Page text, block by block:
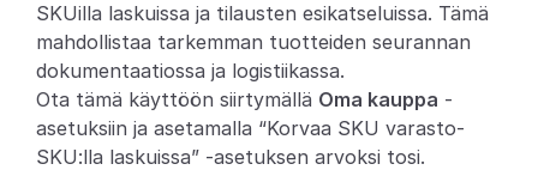
AI-toiminnot
Integraatiot
Tekoälyominaisuudet
SKUilla laskuissa ja tilausten esikatseluissa. Tämä
mahdollistaa tarkemman tuotteiden seurannan
dokumentaatiossa ja logistiikassa.
Ota tämä käyttöön siirtymällä Oma kauppa -
asetuksiin ja asetamalla “Korvaa SKU varasto-
SKU:lla laskuissa” -asetuksen arvoksi tosi.